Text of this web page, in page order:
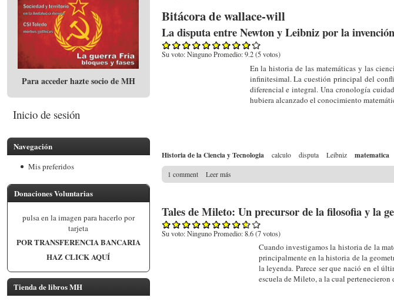
Para acceder hazte socio de MH
Inicio de sesión
Navegación
Mis preferidos
Donaciones Voluntarias
pulsa en la imagen para hacerlo por
tarjeta
POR TRANSFERENCIA BANCARIA
HAZ CLICK AQUÍ
Tienda de libros MH
Bitácora de wallace-will
La disputa entre Newton y Leibniz por la
Su voto:Ninguno Promedio:9.2 (5votos)
En la historia de las matemáticas y las
infinitesimal. La cuestión principal del
diferencial e integral. Una cronología
hubiera alcanzado el conocimiento
Historia de la Ciencia y Tecnologia calculo disputa Leibniz matematica
1 comment Leer más
Tales de Mileto: Un precursor de la filosofia y la
Su voto:Ninguno Promedio:8.6 (7votos)
Cuando investigamos la historia de la
principalmente en la historia de la
la leyenda. Parece ser que nació en el
escuela de Mileto, a la cual